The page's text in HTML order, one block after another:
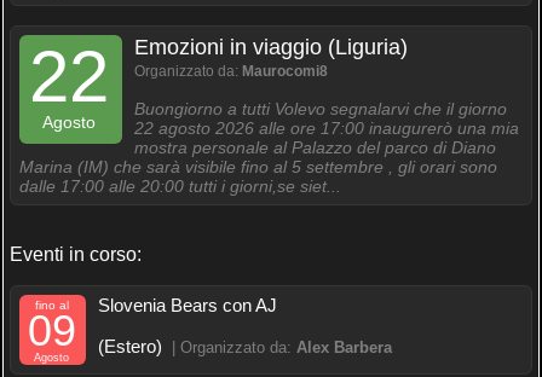
22
Agosto
Emozioni in viaggio (Liguria)
Organizzato da: Maurocomi8
Buongiorno a tutti Volevo segnalarvi che il giorno
22 agosto 2026 alle ore 17:00 inaugurerò una mia
mostra personale al Palazzo del parco di Diano
Marina (IM) che sarà visibile fino al 5 settembre , gli orari sono
dalle 17:00 alle 20:00 tutti i giorni,se siet...
Eventi in corso:
fino al
09
Agosto
Slovenia Bears con AJ
(Estero)
| Organizzato da: Alex Barbera